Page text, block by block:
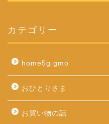
カテゴリー
home5g gmo
おひとりさま
お買い物の話